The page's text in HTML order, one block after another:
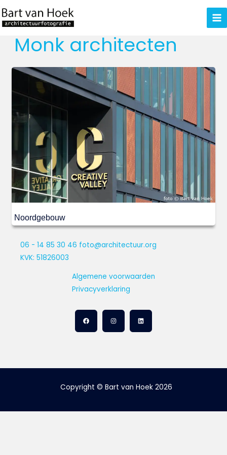
Ga
naar
inhoudMonk architecten
Noordgebouw
06 - 14 85 30 46 foto@architectuur.org
KVK: 51826003
Algemene voorwaarden
Privacyverklaring
Copyright © Bart van Hoek 2026